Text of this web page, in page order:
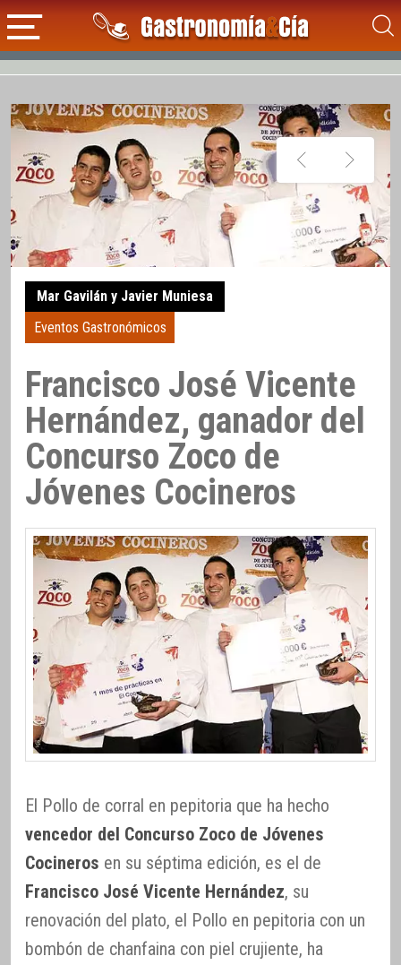
Mar Gavilán y Javier Muniesa
Eventos Gastronómicos
Francisco José Vicente
Hernández, ganador del
Concurso Zoco de
Jóvenes Cocineros
El Pollo de corral en pepitoria que ha hecho
vencedor del Concurso Zoco de Jóvenes
Cocineros en su séptima edición, es el de
Francisco José Vicente Hernández, su
renovación del plato, el Pollo en pepitoria con un
bombón de chanfaina con piel crujiente, ha